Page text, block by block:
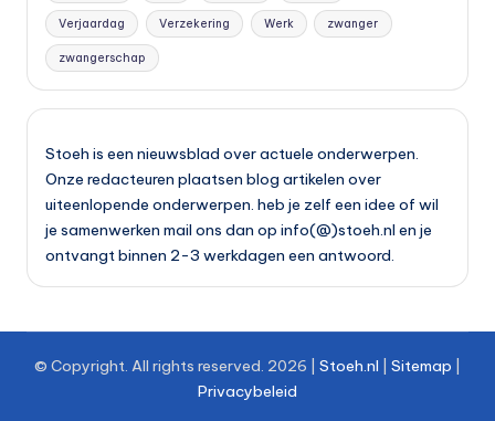
Verjaardag Verzekering Werk zwanger
zwangerschap
Stoeh is een nieuwsblad over actuele onderwerpen.
Onze redacteuren plaatsen blog artikelen over
uiteenlopende onderwerpen. heb je zelf een idee of wil
je samenwerken mail ons dan op info(@)stoeh.nl en je
ontvangt binnen 2-3 werkdagen een antwoord.
© Copyright. All rights reserved. 2026 Stoeh.nl Sitemap
Privacybeleid